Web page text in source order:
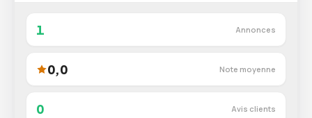
1 Annonces
0,0 Note moyenne
0 Avis clients